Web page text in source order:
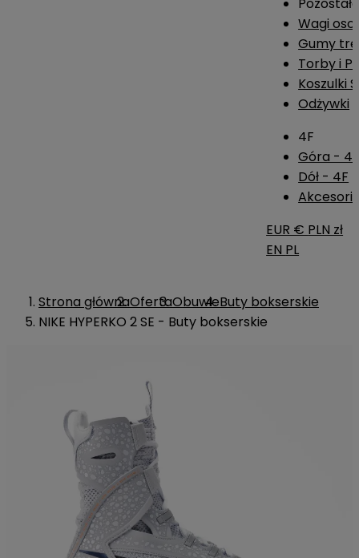
Wagi
Gumy
Torby i
Koszulki
Odżywki
4F
Góra -
Dół - 4F
EUR € PLN zł
EN PL
Strona głównaOfertaObuwieButy bokserskie
NIKE HYPERKO 2 SE - Buty bokserskie